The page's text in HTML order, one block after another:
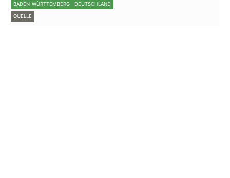
BADEN-WÜRTTEMBERG DEUTSCHLAND
QUELLE